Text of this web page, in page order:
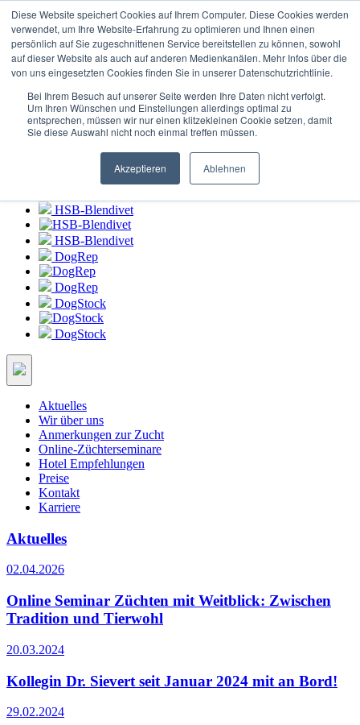
Diese Website speichert Cookies auf Ihrem Computer. Diese Cookies werden
verwendet, um Ihre Website-Erfahrung zu optimieren und Ihnen einen
persönlich auf Sie zugeschnittenen Service bereitstellen zu können, sowohl
auf dieser Website als auch auf anderen Medienkanälen. Mehr Infos über die
von uns eingesetzten Cookies finden Sie in unserer Datenschutzrichtlinie.
Bei Ihrem Besuch auf unserer Seite werden Ihre Daten nicht verfolgt.
Um Ihren Wünschen und Einstellungen allerdings optimal zu
entsprechen, müssen wir nur einen klitzekleinen Cookie setzen, damit
Sie diese Auswahl nicht noch einmal treffen müssen.
Akzeptieren Ablehnen
Login zumHSB-Blendivet Portal
HSB-Blendivet
DogRep
DogRep
DogStock
DogStock
HSB-Blendivet
HSB-Blendivet
DogRep
DogRep
DogStock
DogStock
Aktuelles
Wir über uns
Anmerkungen zur Zucht
Online-Züchterseminare
Hotel Empfehlungen
Preise
Kontakt
Karriere
Aktuelles
02.04.2026
Online Seminar Züchten mit Weitblick: Zwischen
Tradition und Tierwohl
20.03.2024
Kollegin Dr. Sievert seit Januar 2024 mit an Bord!
29.02.2024